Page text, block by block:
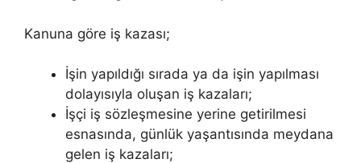
Kanuna göre iş kazası;
İşin yapıldığı sırada ya da işin yapılması
dolayısıyla oluşan iş kazaları;
İşçi iş sözleşmesine yerine getirilmesi
esnasında, günlük yaşantısında meydana
gelen iş kazaları;